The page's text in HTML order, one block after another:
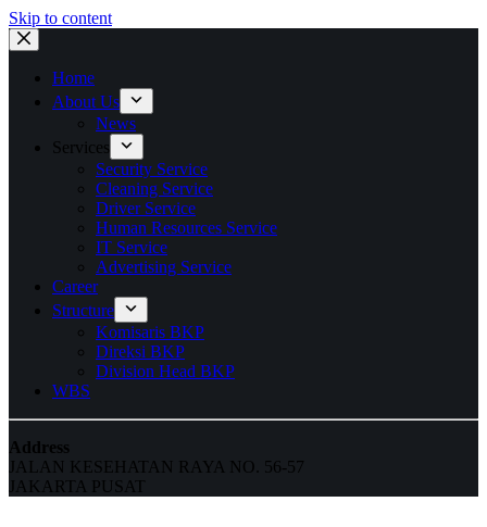
Skip to content
Home
About Us
News
Services
Security Service
Cleaning Service
Driver Service
Human Resources Service
IT Service
Advertising Service
Career
Structure
Komisaris BKP
Direksi BKP
Division Head BKP
WBS
Address
JALAN KESEHATAN RAYA NO. 56-57
JAKARTA PUSAT